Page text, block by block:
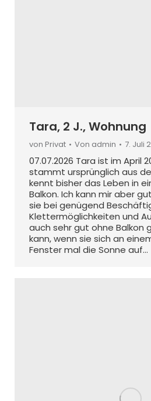
Tara, 2 J., Wohnung
von Privat Von admin 7. Juli
07.07.2026 Tara ist im April
stammt ursprünglich aus
kennt bisher das Leben in
Balkon. Ich kann mir aber
sie bei genügend
Klettermöglichkeiten und
auch sehr gut ohne Balkon
kann, wenn sie sich an
Fenster mal die Sonne auf…